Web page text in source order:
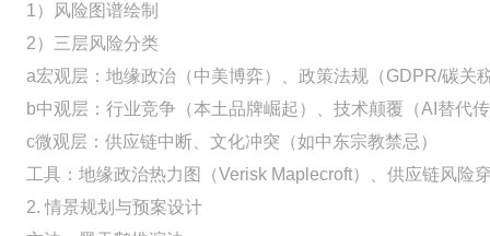
1）风险图谱绘制
2）三层风险分类
a宏观层：地缘政治（中美博弈）、政策法规（GDPR/碳关
b中观层：行业竞争（本土品牌崛起）、技术颠覆（AI替代
c微观层：供应链中断、文化冲突（如中东宗教禁忌）
工具：地缘政治热力图（Verisk Maplecroft）、供应链风险
2. 情景规划与预案设计